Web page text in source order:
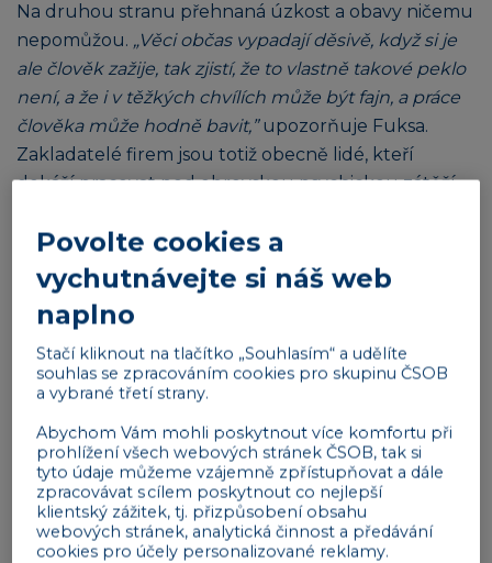
Na druhou stranu přehnaná úzkost a obavy ničemu
nepomůžou. „Věci občas vypadají děsivě, když si je
ale člověk zažije, tak zjistí, že to vlastně takové peklo
není, a že i v těžkých chvílích může být fajn, a práce
člověka může hodně bavit,”upozorňuje Fuksa.
Zakladatelé firem jsou totiž obecně lidé, kteří
dokáží pracovat pod obrovskou psychickou zátěží.
udělat prakticky vše.
Když už je to přes čáru
Jsou ale okamžiky, kdy zátěž začíná být
neudržitelná.„Právě proto, že je startup pro nás jako
Povolte cookies a
vychutnávejte si náš web
naplno
Stačí kliknout na tlačítko „Souhlasím“ a udělíte
souhlas se zpracováním cookies pro skupinu ČSOB
a vybrané třetí strany.
Abychom Vám mohli poskytnout více komfortu při
prohlížení všech webových stránek ČSOB, tak si
tyto údaje můžeme vzájemně zpřístupňovat a dále
zpracovávat s cílem poskytnout co nejlepší
klientský zážitek, tj. přizpůsobení obsahu
webových stránek, analytická činnost a předávání
cookies pro účely personalizované reklamy.